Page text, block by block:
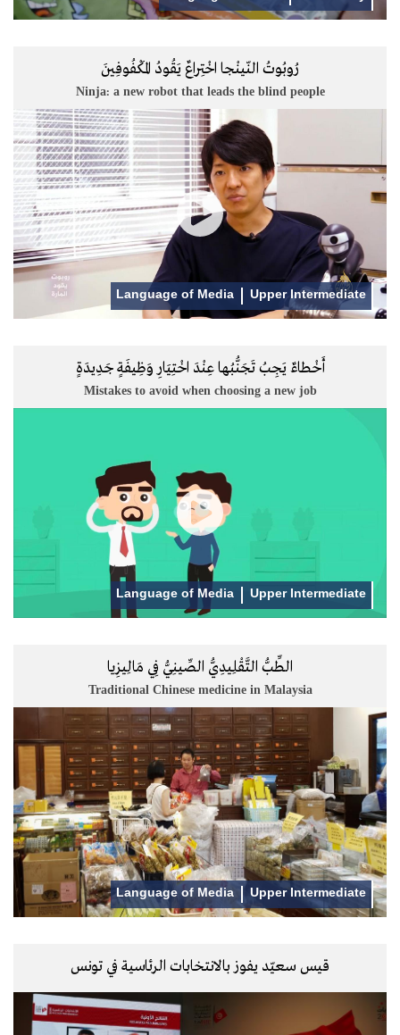
Language of Media Elementary
رُوبُوتُ النّينْجا اخْتِراعٌ يَقُودُ المَكْفُوفِينَ
Ninja: a new robot that leads the blind people
Language of Media Upper Intermediate
أَخْطاءٌ يَجِبُ تَجَنُّبُها عِنْدَ اخْتِيَارِ وَظِيفَةٍ جَدِيدَةٍ
Mistakes to avoid when choosing a new job
Language of Media Upper Intermediate
الطِّبُّ التَّقْلِيدِيُّ الصِّينِيُّ فِي مَالِيزِيا
Traditional Chinese medicine in Malaysia
Language of Media Upper Intermediate
قيس سعيّد يفوز بالانتخابات الرئاسية في تونس